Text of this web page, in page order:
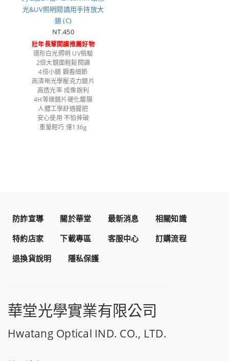
光&UV照明閱讀用手持放大
鏡 (C)
NT.450
壯年長輩閱讀推薦好物
環形白光照明 UV檢驗
2倍大鏡面輕鬆閱讀
4倍小鏡 觀看細節
高清晰光學壓克力鏡片
高透光率 成像銳利
4H等級鏡片硬化鍍膜
人體工學舒適握把
安心使用 不怕摔破
重量輕巧 僅136g
防詐宣導 關於華堂 最新消息
相關知識
特約店家
下載專區 客服中心
訂購流程
退換貨說明
隱私保護
華堂光學實業有限公司
Hwatang Optical IND. CO., LTD.